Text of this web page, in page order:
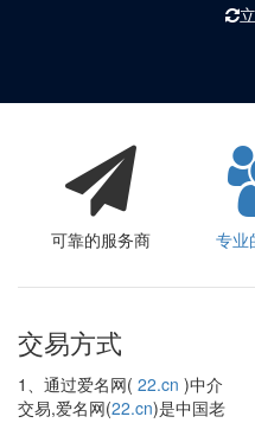
可靠的服务商 专业
交易方式
1、通过爱名网( 22.cn )中介
交易,爱名网(22.cn)是中国老